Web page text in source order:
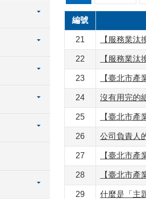
編號
21 【服務業
22 【服務業
23 【臺北市
24 沒有用完的
25 【臺北市
26 公司負責人
27 【臺北市
28 【臺北市
29 什麼是「主